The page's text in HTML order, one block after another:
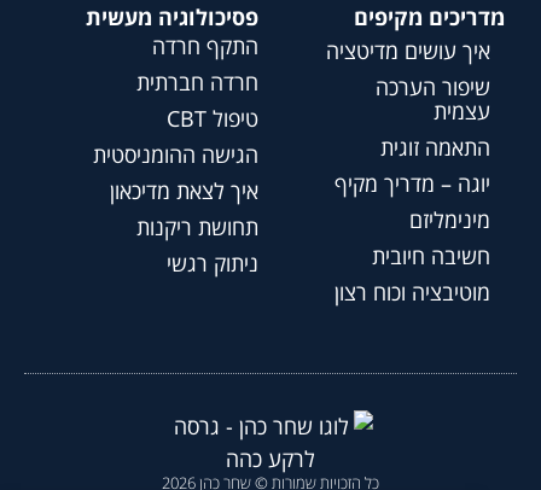
מדריכים מקיפים
איך עושים מדיטציה
שיפור הערכה
עצמית
התאמה זוגית
יוגה – מדריך מקיף
מינימליזם
חשיבה חיובית
מוטיבציה וכוח רצון
פסיכולוגיה מעשית
התקף חרדה
חרדה חברתית
טיפול CBT
הגישה ההומניסטית
איך לצאת מדיכאון
תחושת ריקנות
ניתוק רגשי
כל הזכויות שמורות © שחר כהן 2026